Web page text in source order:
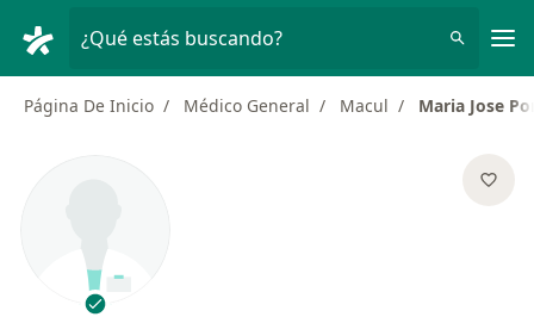
¿Qué estás buscando?
Página De Inicio Médico General Macul Maria Jose